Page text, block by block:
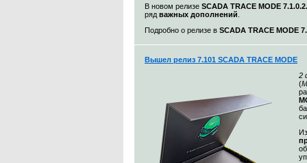
В новом релизе SCADA TRACE MODE 7.1.0.2.
ряд важных дополнений
Подробно о релизе в SCADA TRACE MODE
Вышел релиз 7.101 SCADA TRACE MODE
2
(